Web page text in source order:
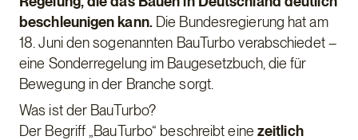
beschleunigen kann.Die Bundesregierung hat am
18. Juni den sogenannten BauTurbo verabschiedet –
eine Sonderregelung im Baugesetzbuch, die für
Bewegung in der Branche sorgt.
Was ist der BauTurbo?
Der Begriff „BauTurbo“ beschreibt eine zeitlich